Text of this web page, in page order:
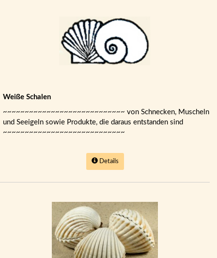
Weiße Schalen
~~~~~~~~~~~~~~~~~~~~~~~~~~~~ von Schnecken, Muscheln
und Seeigeln sowie Produkte, die daraus entstanden sind
~~~~~~~~~~~~~~~~~~~~~~~~~~~~
Details